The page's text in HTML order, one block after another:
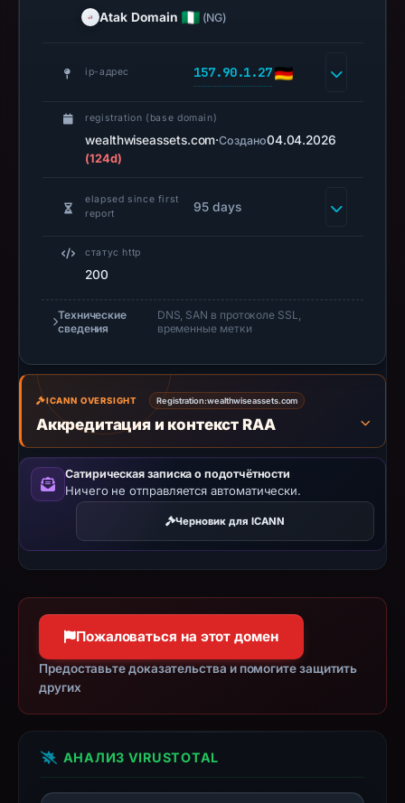
capture
available,
but
timestamp
missing
do
not
establish
safety.
Context:
registrar
Atak
Domain,
registration
Apr
2026,
target
["chase"].
Atak Domain (NG)
ip-адрес 157.90.1.27
registration (base domain)
wealthwiseassets.com·Создано04.04.2026
(124d)
elapsed since first
report
95 days
статус http
200
Технические
сведения
DNS, SAN в протоколе SSL,
временные метки
ICANN OVERSIGHT Registration:wealthwiseassets.com
Аккредитация и контекст RAA
Сатирическая записка о подотчётности
Ничего не отправляется автоматически.
Черновик для ICANN
Пожаловаться на этот домен
Предоставьте доказательства и помогите защитить
других
АНАЛИЗ VIRUSTOTAL